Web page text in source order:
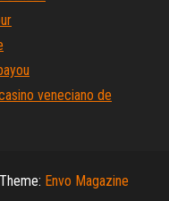
veneciano de
Theme: Envo Magazine